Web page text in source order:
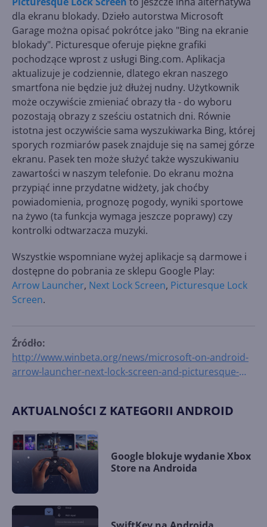
dla ekranu blokady. Dzieło autorstwa Microsoft
Garage można opisać pokrótce jako "Bing na ekranie
blokady". Picturesque oferuje piękne grafiki
pochodzące wprost z usługi Bing.com. Aplikacja
aktualizuje je codziennie, dlatego ekran naszego
smartfona nie będzie już dłużej nudny. Użytkownik
może oczywiście zmieniać obrazy tła - do wyboru
pozostają obrazy z sześciu ostatnich dni. Równie
istotna jest oczywiście sama wyszukiwarka Bing, której
sporych rozmiarów pasek znajduje się na samej górze
ekranu. Pasek ten może służyć także wyszukiwaniu
zawartości w naszym telefonie. Do ekranu można
przypiąć inne przydatne widżety, jak choćby
powiadomienia, prognozę pogody, wyniki sportowe
na żywo (ta funkcja wymaga jeszcze poprawy) czy
kontrolki odtwarzacza muzyki.
Wszystkie wspomniane wyżej aplikacje są darmowe i
dostępne do pobrania ze sklepu Google Play:
Arrow Launcher, Next Lock Screen, Picturesque Lock
Screen.
Źródło:
http://www.winbeta.org/news/microsoft-on-android-
arrow-launcher-next-lock-screen-and-picturesque-
AKTUALNOŚCI Z KATEGORII ANDROID
Google blokuje wydanie Xbox
Store na Androida